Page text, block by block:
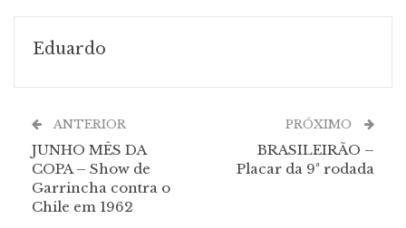
Eduardo
ANTERIOR
JUNHO MÊS DA
COPA – Show de
Garrincha contra o
Chile em 1962
PRÓXIMO
BRASILEIRÃO –
Placar da 9ª rodada